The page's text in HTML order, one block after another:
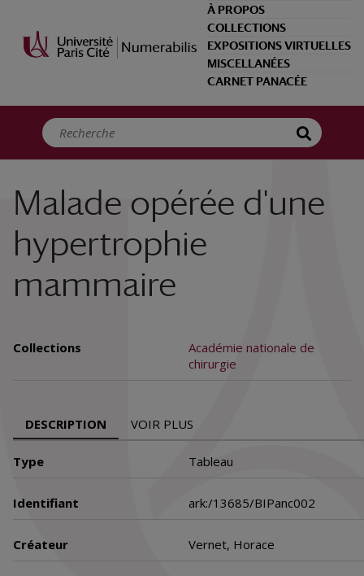
À PROPOS
COLLECTIONS
EXPOSITIONS VIRTUELLES
MISCELLANÉES
CARNET PANACÉE
Malade opérée d'une
hypertrophie
mammaire
Collections
Académie nationale de
chirurgie
DESCRIPTION VOIR PLUS
Type Tableau
Identifiant ark:/13685/BIPanc002
Créateur Vernet, Horace